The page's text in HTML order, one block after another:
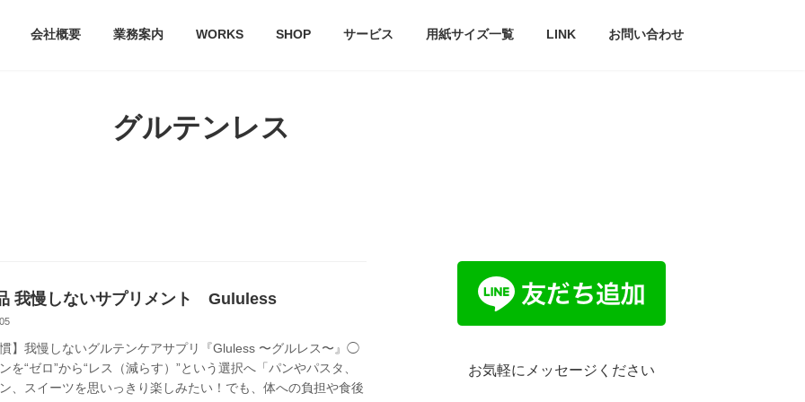
会社概要 業務案内 WORKS SHOP サービス 用紙サイズ一覧 LINK お問い合わせ
グルテンレス
我慢しないサプリメント Gululess
】我慢しないグルテンケアサプリ『Gluless 〜グルレス〜』◯
を“ゼロ”から“レス（減らす）”という選択へ「パンやパスタ、
、スイーツを思いっきり楽しみたい！でも、体への負担や食後
お気軽にメッセージください